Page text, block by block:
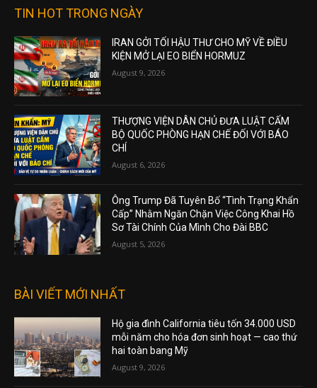
TIN HOT TRONG NGÀY
IRAN GỞI TỐI HẬU THƯ CHO MỸ VỀ ĐIỀU
KIỆN MỞ LẠI EO BIỂN HORMUZ
August 9, 2026
THƯỢNG VIỆN DÂN CHỦ ĐƯA LUẬT CẤM
BỘ QUỐC PHÒNG HẠN CHẾ ĐỐI VỚI BÁO
CHÍ
August 6, 2026
Ông Trump Đã Tuyên Bố “Tình Trạng Khẩn
Cấp” Nhằm Ngăn Chặn Việc Công Khai Hồ
Sơ Tài Chính Của Mình Cho Đài BBC
August 5, 2026
BÀI VIẾT MỚI NHẤT
Hộ gia đình California tiêu tốn 34.000 USD
mỗi năm cho hóa đơn sinh hoạt — cao thứ
hai toàn bang Mỹ
August 9, 2026